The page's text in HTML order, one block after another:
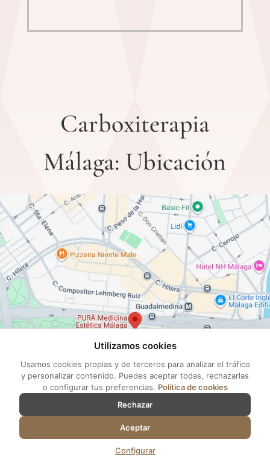
Carboxiterapia
Málaga: Ubicación
Utilizamos cookies
Usamos cookies propias y de terceros para analizar el tráfico
y personalizar contenido. Puedes aceptar todas, rechazarlas
o configurar tus preferencias. Política de cookies
Rechazar
Aceptar
Configurar